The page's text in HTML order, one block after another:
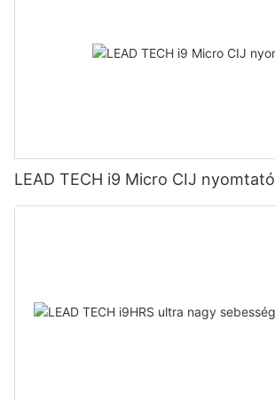
LEAD TECH i9 Micro CIJ nyomtató